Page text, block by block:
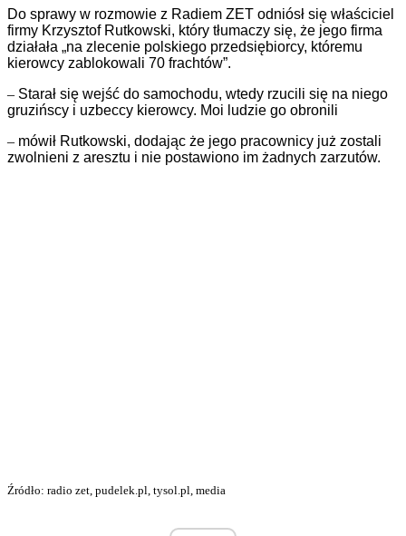
Do sprawy w rozmowie z Radiem ZET odniósł się właściciel
firmy Krzysztof Rutkowski, który tłumaczy się, że jego firma
działała „na zlecenie polskiego przedsiębiorcy, któremu
kierowcy zablokowali 70 frachtów”.
– Starał się wejść do samochodu, wtedy rzucili się na niego
gruzińscy i uzbeccy kierowcy. Moi ludzie go obronili
– mówił Rutkowski, dodając że jego pracownicy już zostali
zwolnieni z aresztu i nie postawiono im żadnych zarzutów.
Źródło: radio zet, pudelek.pl, tysol.pl, media